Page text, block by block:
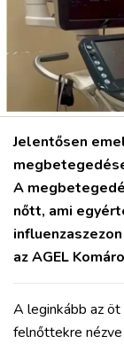
Jelentősen
A
nőtt, ami
az AGEL
A leginkább az
felnőttekre nézve